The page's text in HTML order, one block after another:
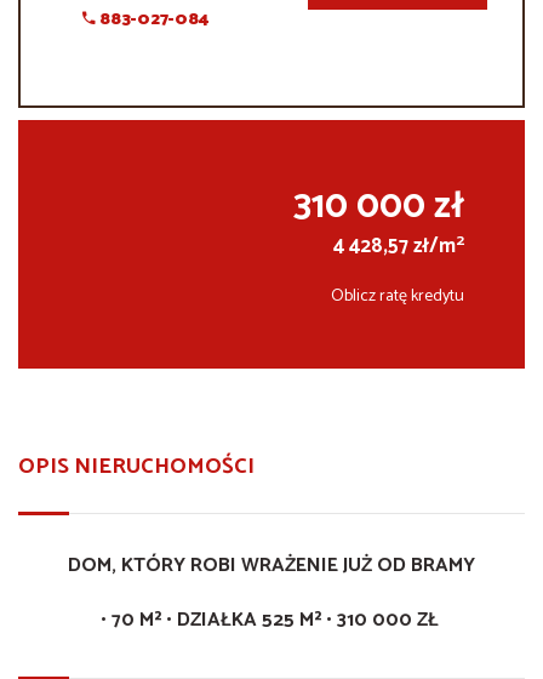
883-027-084
310 000 zł
4 428,57 zł/m2
Oblicz ratę kredytu
OPIS NIERUCHOMOŚCI
DOM, KTÓRY ROBI WRAŻENIE JUŻ OD BRAMY
• 70 M² • DZIAŁKA 525 M² • 310 000 ZŁ